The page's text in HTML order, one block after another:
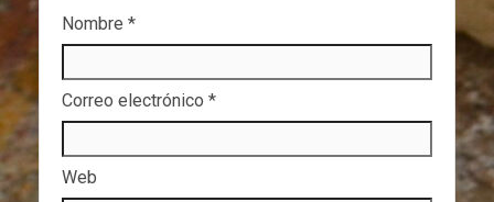
Nombre *
Correo electrónico *
Web